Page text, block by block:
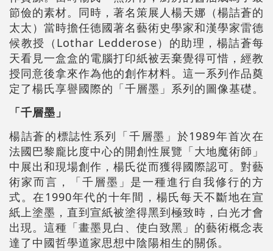
節儉的素材。同時，著名策展人楊天娜（楊詰蒼的
太太）當時擔任德國著名藝術史學家和漢學家雷德
候教授（Lothar Ledderose）的助理，楊詰蒼每
天看見一盒盒的電腦打印紙被丟棄覺得可惜，經教
授同意後拿來作為他的創作材料。這一系列作品奠
定了楊氏享譽國際的「千層墨」系列的圖像基礎。
「千層墨」
楊詰蒼的標誌性系列「千層墨」於1989年首次在
法國巴黎龐比度中心的開創性展覽「大地魔術師」
中展出和現場創作，楊氏從而獲得國際認可。對藝
術家而言，「千層墨」是一種進行自我修行的方
式。在1990年代的十年間，楊氏每天不斷地在宣
紙上塗墨，直到宣紙被塗得黑到極致時，白光才會
出現。這種「畫墨見白、使白致黑」的藝術概念表
達了中國哲學道家思想中陰陽相生的關係。